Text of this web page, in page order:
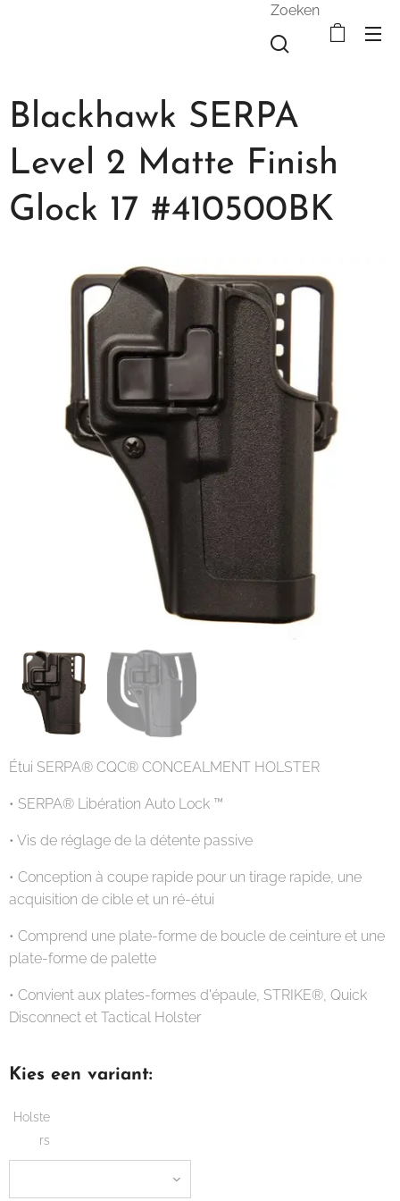
Zoeken
Blackhawk SERPA
Level 2 Matte Finish
Glock 17 #410500BK
Étui SERPA® CQC® CONCEALMENT HOLSTER
• SERPA® Libération Auto Lock ™
• Vis de réglage de la détente passive
• Conception à coupe rapide pour un tirage rapide, une
acquisition de cible et un ré-étui
• Comprend une plate-forme de boucle de ceinture et une
plate-forme de palette
• Convient aux plates-formes d'épaule, STRIKE®, Quick
Disconnect et Tactical Holster
Kies een variant:
Holste
rs